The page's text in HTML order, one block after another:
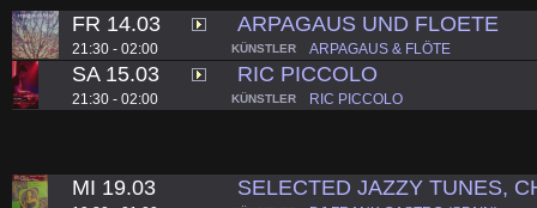
FR 14.03
21:30 - 02:00
ARPAGAUS UND FLOETE
KÜNSTLER ARPAGAUS & FLÖTE
SA 15.03
21:30 - 02:00
RIC PICCOLO
KÜNSTLER RIC PICCOLO
MI 19.03 SELECTED JAZZY TUNES,